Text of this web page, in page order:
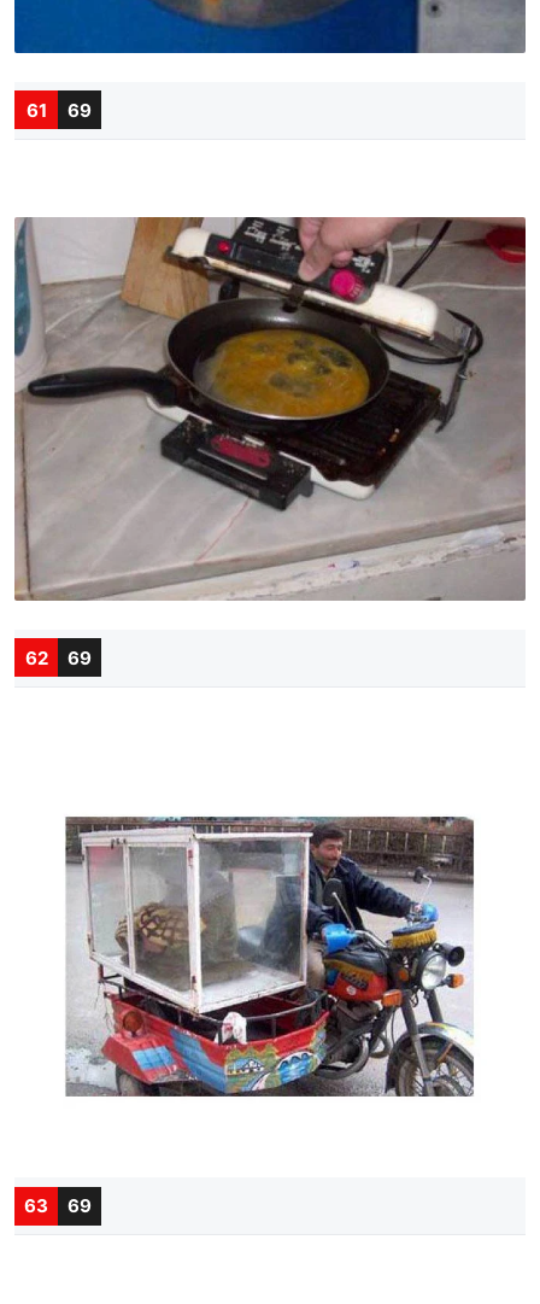
61 69
62 69
63 69